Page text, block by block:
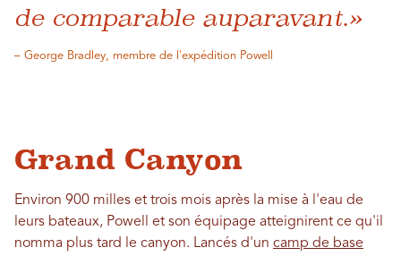
de comparable auparavant.»
– George Bradley, membre de l'expédition Powell
Grand Canyon
Environ 900 milles et trois mois après la mise à l'eau de
leurs bateaux, Powell et son équipage atteignirent ce qu'il
nomma plus tard le canyon. Lancés d'un camp de base